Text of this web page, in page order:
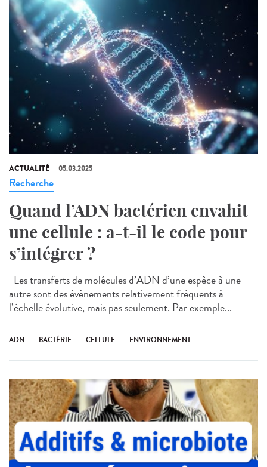
ACTUALITÉ 05.03.2025
Recherche
Quand l’ADN bactérien envahit
une cellule : a-t-il le code pour
s’intégrer ?
Les transferts de molécules d’ADN d’une espèce à une
autre sont des évènements relativement fréquents à
l’échelle évolutive, mais pas seulement. Par exemple...
ADN BACTÉRIE CELLULE ENVIRONNEMENT